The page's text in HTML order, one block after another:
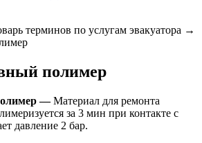
терминов по услугам эвакуатора →
полимер
—Материал для ремонта
за 3 мин при контакте с
давление 2 бар.